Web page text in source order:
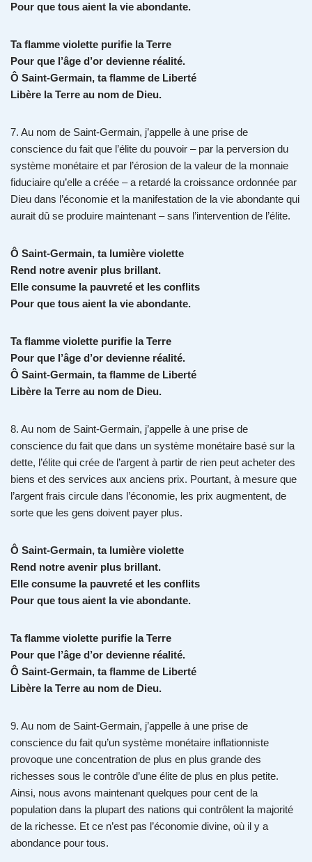
Pour que tous aient la vie abondante.
Ta flamme violette purifie la Terre
Pour que l’âge d’or devienne réalité.
Ô Saint-Germain, ta flamme de Liberté
Libère la Terre au nom de Dieu.
7. Au nom de Saint-Germain, j’appelle à une prise de
conscience du fait que l’élite du pouvoir – par la perversion du
système monétaire et par l’érosion de la valeur de la monnaie
fiduciaire qu’elle a créée – a retardé la croissance ordonnée par
Dieu dans l’économie et la manifestation de la vie abondante qui
aurait dû se produire maintenant – sans l’intervention de l’élite.
Ô Saint-Germain, ta lumière violette
Rend notre avenir plus brillant.
Elle consume la pauvreté et les conflits
Pour que tous aient la vie abondante.
Ta flamme violette purifie la Terre
Pour que l’âge d’or devienne réalité.
Ô Saint-Germain, ta flamme de Liberté
Libère la Terre au nom de Dieu.
8. Au nom de Saint-Germain, j’appelle à une prise de
conscience du fait que dans un système monétaire basé sur la
dette, l’élite qui crée de l’argent à partir de rien peut acheter des
biens et des services aux anciens prix. Pourtant, à mesure que
l’argent frais circule dans l’économie, les prix augmentent, de
sorte que les gens doivent payer plus.
Ô Saint-Germain, ta lumière violette
Rend notre avenir plus brillant.
Elle consume la pauvreté et les conflits
Pour que tous aient la vie abondante.
Ta flamme violette purifie la Terre
Pour que l’âge d’or devienne réalité.
Ô Saint-Germain, ta flamme de Liberté
Libère la Terre au nom de Dieu.
9. Au nom de Saint-Germain, j’appelle à une prise de
conscience du fait qu’un système monétaire inflationniste
provoque une concentration de plus en plus grande des
richesses sous le contrôle d’une élite de plus en plus petite.
Ainsi, nous avons maintenant quelques pour cent de la
population dans la plupart des nations qui contrôlent la majorité
de la richesse. Et ce n’est pas l’économie divine, où il y a
abondance pour tous.